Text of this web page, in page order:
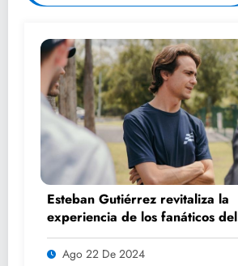
Esteban Gutiérrez revitaliza la
experiencia de los fanáticos del
automovilismo con DRIVER 1
Ago 22 De 2024